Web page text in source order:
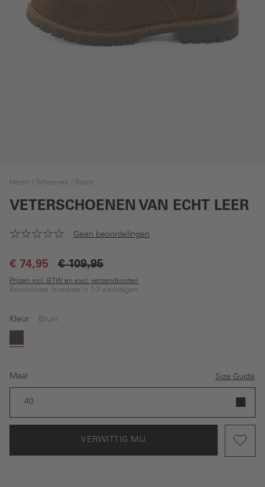
Heren Schoenen Boots
VETERSCHOENEN VAN ECHT LEER
Geen beoordelingen
€ 74,95 € 109,95
Prijzen incl. BTW en excl. verzendkosten
Beschikbaar, leverbaar in 1-3 werkdagen
Kleur Bruin
Bruin
Maat Size Guide
40
VERWITTIG MIJ